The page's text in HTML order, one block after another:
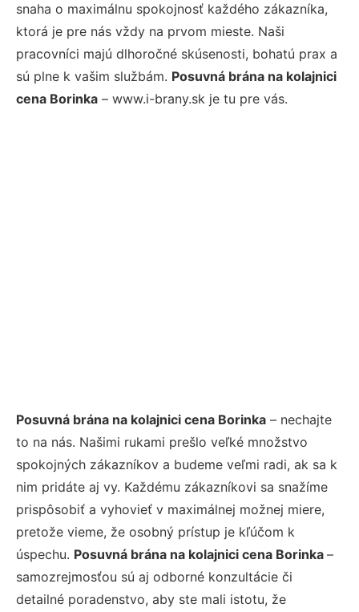
snaha o maximálnu spokojnosť každého zákazníka,
ktorá je pre nás vždy na prvom mieste. Naši
pracovníci majú dlhoročné skúsenosti, bohatú prax a
sú plne k vašim službám. Posuvná brána na kolajnici
cena Borinka – www.i-brany.sk je tu pre vás.
Posuvná brána na kolajnici cena Borinka – nechajte
to na nás. Našimi rukami prešlo veľké množstvo
spokojných zákazníkov a budeme veľmi radi, ak sa k
nim pridáte aj vy. Každému zákazníkovi sa snažíme
prispôsobiť a vyhovieť v maximálnej možnej miere,
pretože vieme, že osobný prístup je kľúčom k
úspechu. Posuvná brána na kolajnici cena Borinka –
samozrejmosťou sú aj odborné konzultácie či
detailné poradenstvo, aby ste mali istotu, že